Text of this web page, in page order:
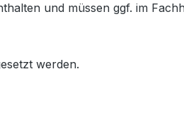
und müssen ggf. im
werden.